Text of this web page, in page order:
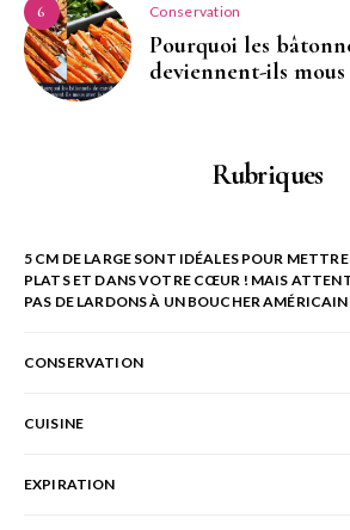
6 Conservation
Pourquoi les
deviennent-ils
Rubriques
5 CM DE LARGE SONT IDÉALES POUR
PLATS ET DANS VOTRE CŒUR ! MAIS
PAS DE LARDONS À UN BOUCHER AMÉRICAIN
CONSERVATION
CUISINE
EXPIRATION